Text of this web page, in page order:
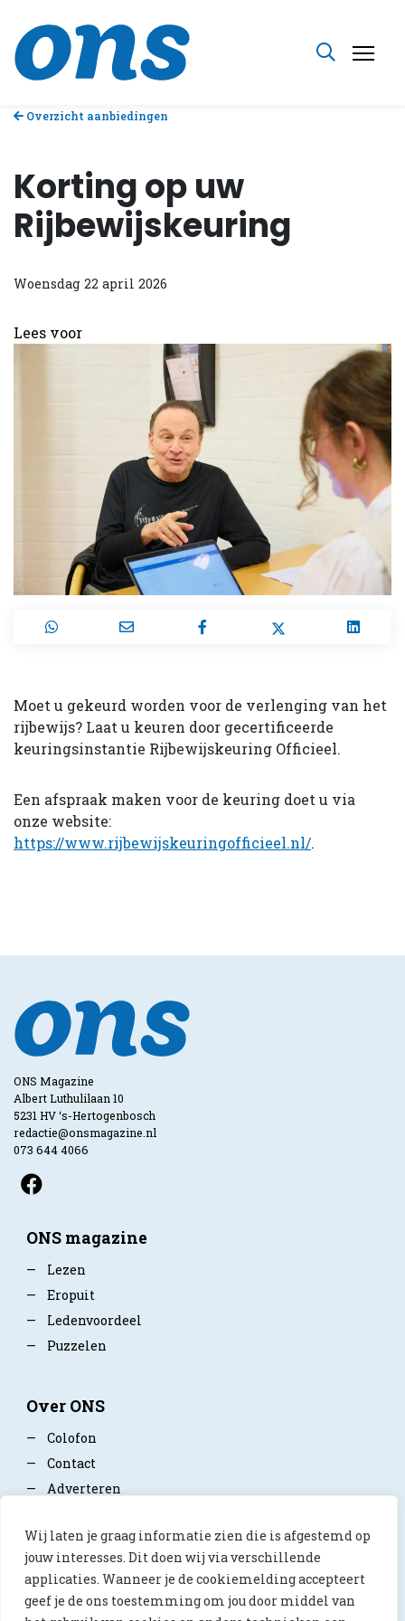
Wij laten je graag informatie zien die is afgestemd op
jouw interesses. Dit doen wij via verschillende
applicaties. Wanneer je de cookiemelding accepteert
geef je de ons toestemming om jou door middel van
Overzicht aanbiedingen
Korting op uw
Rijbewijskeuring
Woensdag 22 april 2026
Lees voor
Moet u gekeurd worden voor de verlenging van het
rijbewijs? Laat u keuren door gecertificeerde
keuringsinstantie Rijbewijskeuring Officieel.
Een afspraak maken voor de keuring doet u via
onze website:
https://www.rijbewijskeuringofficieel.nl/.
ONS Magazine
Albert Luthulilaan 10
5231 HV ‘s-Hertogenbosch
redactie@onsmagazine.nl
073 644 4066
ONS magazine
—
Lezen
—
Eropuit
—
Ledenvoordeel
—
Puzzelen
Over ONS
—
Colofon
—
Contact
—
Adverteren
—Privacy policy